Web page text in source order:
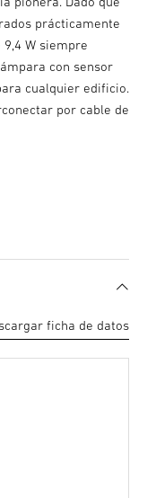
prácticamente
W siempre
con sensor
cualquier edificio.
por cable de
ficha de datos